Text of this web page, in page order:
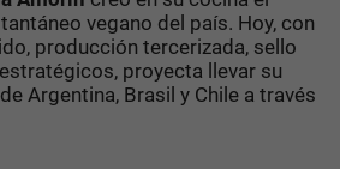
vegano del país. Hoy, con
producción tercerizada, sello
proyecta llevar su
Argentina, Brasil y Chile a través